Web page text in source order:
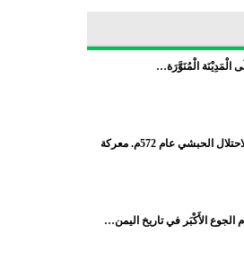
الْمَدِيْنَة الْمُنَوَّرَة…
تحرير اليمن من الاحتلال الحبشي عام 572م. معركة